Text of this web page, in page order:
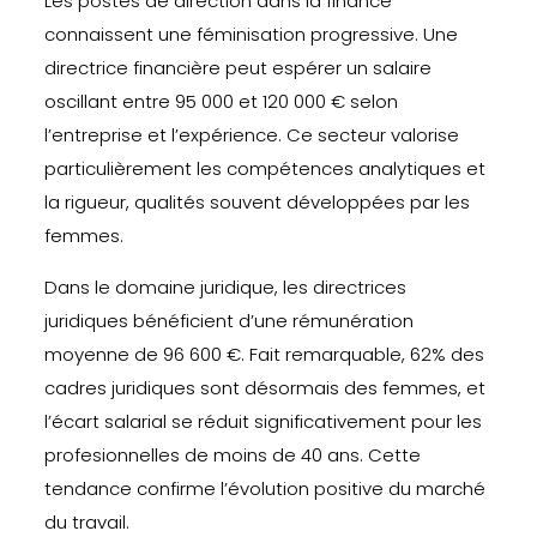
connaissent une féminisation progressive. Une
directrice financière peut espérer un salaire
oscillant entre 95 000 et 120 000 € selon
l’entreprise et l’expérience. Ce secteur valorise
particulièrement les compétences analytiques et
la rigueur, qualités souvent développées par les
femmes.
Dans le domaine juridique, les directrices
juridiques bénéficient d’une rémunération
moyenne de 96 600 €. Fait remarquable, 62% des
cadres juridiques sont désormais des femmes, et
l’écart salarial se réduit significativement pour les
profesionnelles de moins de 40 ans. Cette
tendance confirme l’évolution positive du marché
du travail.